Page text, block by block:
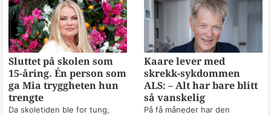
Sluttet på skolen som
15-åring. Én person som
ga Mia tryggheten hun
trengte
Da skoletiden ble for tung,
Kaare lever med
skrekk-sykdommen
ALS: – Alt har bare blitt
så vanskelig
På få måneder har den